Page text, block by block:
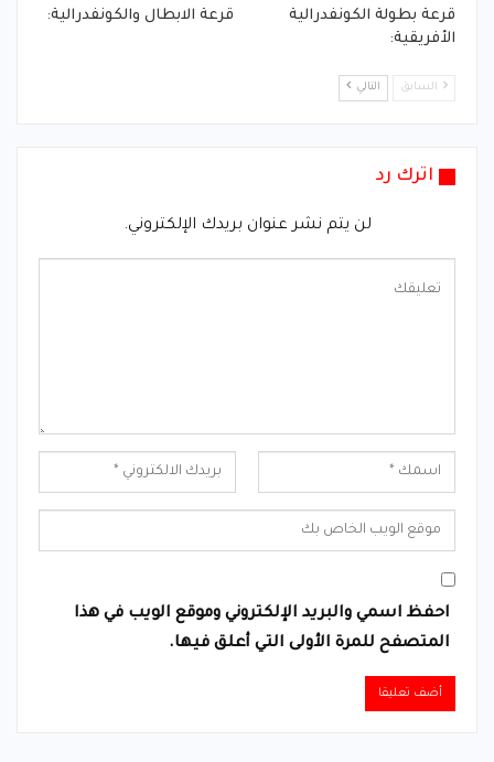
قرعة بطولة الكونفدرالية
الأفريقية:
قرعة الابطال والكونفدرالية:
السابق التالي
اترك رد
لن يتم نشر عنوان بريدك الإلكتروني.
احفظ اسمي والبريد الإلكتروني وموقع الويب في هذا
المتصفح للمرة الأولى التي أعلق فيها.